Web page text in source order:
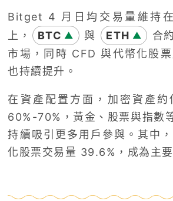
Bitget 4 月日均交易量維持
上，
BTC ▲ 與 ETH ▲
合
市場，同時 CFD 與代幣化股
也持續提升。
在資產配置方面，加密資產約
60%-70%，黃金、股票與指數
持續吸引更多用戶參與。其中
化股票交易量 39.6%，成為主